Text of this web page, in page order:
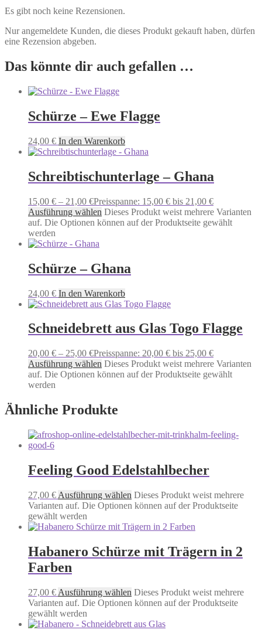
Es gibt noch keine Rezensionen.
Nur angemeldete Kunden, die dieses Produkt gekauft haben, dürfen
eine Rezension abgeben.
Das könnte dir auch gefallen …
Schürze – Ewe Flagge
24,00 € In den Warenkorb
Schreibtischunterlage – Ghana
15,00 € – 21,00 €Preisspanne: 15,00 € bis 21,00 €
Ausführung wählen Dieses Produkt weist mehrere Varianten
auf. Die Optionen können auf der Produktseite gewählt
werden
Schürze – Ghana
24,00 € In den Warenkorb
Schneidebrett aus Glas Togo Flagge
20,00 € – 25,00 €Preisspanne: 20,00 € bis 25,00 €
Ausführung wählen Dieses Produkt weist mehrere Varianten
auf. Die Optionen können auf der Produktseite gewählt
werden
Ähnliche Produkte
Feeling Good Edelstahlbecher
27,00 € Ausführung wählen Dieses Produkt weist mehrere
Varianten auf. Die Optionen können auf der Produktseite
gewählt werden
Habanero Schürze mit Trägern in 2
Farben
27,00 € Ausführung wählen Dieses Produkt weist mehrere
Varianten auf. Die Optionen können auf der Produktseite
gewählt werden